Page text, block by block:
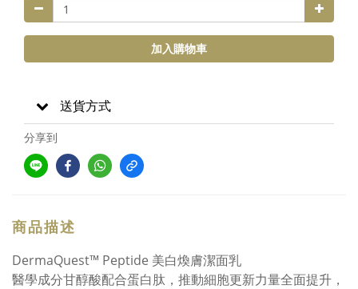
加入購物車
送貨方式
分享到
商品描述
DermaQuest™ Peptide 美白煥膚潔面乳
醫學成分甘醇酸配合蛋白肽，推動細胞更新力量全面提升，